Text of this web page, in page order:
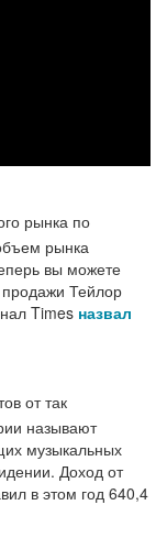
рынка по
рынка
вы можете
продажи Тейлор
Times назвал
от так
называют
музыкальных
Доход от
в этом год 640,4